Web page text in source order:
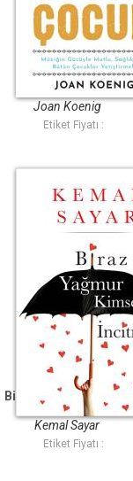
Müzik-Çocuk
Joan Koenig
Etiket Fiyatı :
Biraz Yağmur Kimseyi
İncitmez
Kemal Sayar
Etiket Fiyatı :